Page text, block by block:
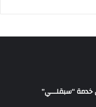
خدمة “سبقلـــي”